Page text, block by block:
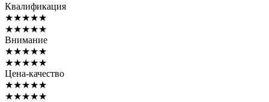
Квалификация
★★★★★
★★★★★
Внимание
★★★★★
★★★★★
Цена-качество
★★★★★
★★★★★